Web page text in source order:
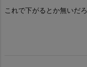
これで下がるとか無いだろ